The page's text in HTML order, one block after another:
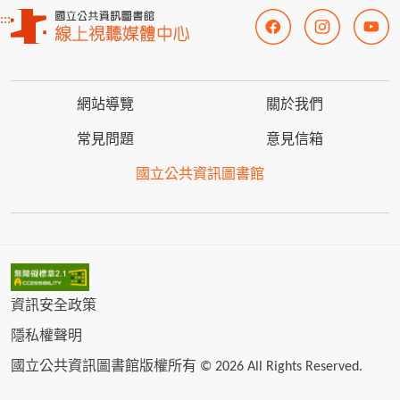
:::
網站導覽 關於我們
常見問題 意見信箱
國立公共資訊圖書館
資訊安全政策
隱私權聲明
國立公共資訊圖書館版權所有 © 2026 All Rights Reserved.